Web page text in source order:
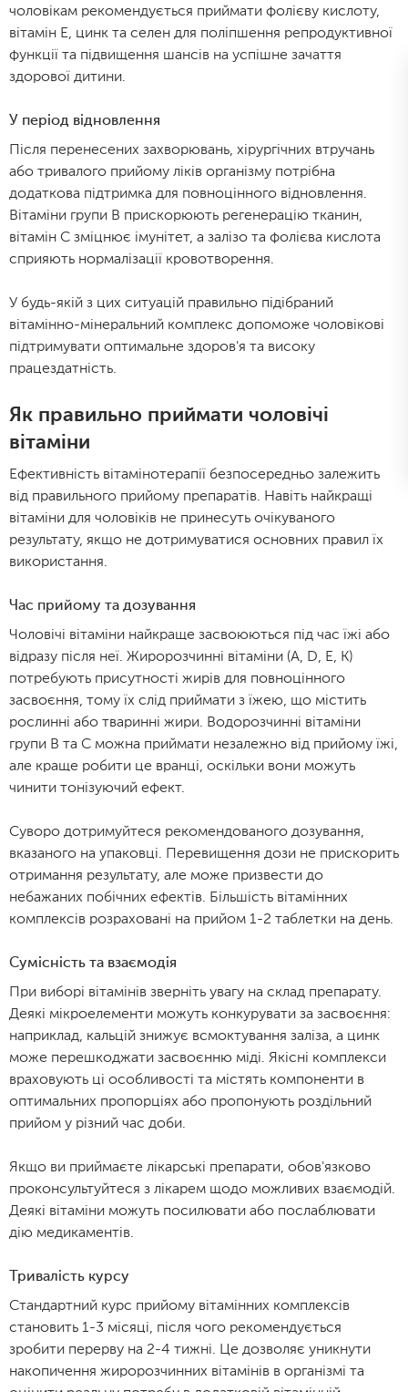
чоловікам рекомендується приймати фолієву кислоту,
вітамін Е, цинк та селен для поліпшення репродуктивної
функції та підвищення шансів на успішне зачаття
здорової дитини.
У період відновлення
Після перенесених захворювань, хірургічних втручань
або тривалого прийому ліків організму потрібна
додаткова підтримка для повноцінного відновлення.
Вітаміни групи В прискорюють регенерацію тканин,
вітамін С зміцнює імунітет, а залізо та фолієва кислота
сприяють нормалізації кровотворення.
У будь-якій з цих ситуацій правильно підібраний
вітамінно-мінеральний комплекс допоможе чоловікові
підтримувати оптимальне здоров'я та високу
працездатність.
Як правильно приймати чоловічі
вітаміни
Ефективність вітамінотерапії безпосередньо залежить
від правильного прийому препаратів. Навіть найкращі
вітаміни для чоловіків не принесуть очікуваного
результату, якщо не дотримуватися основних правил їх
використання.
Час прийому та дозування
Чоловічі вітаміни найкраще засвоюються під час їжі або
відразу після неї. Жиророзчинні вітаміни (А, D, Е, К)
потребують присутності жирів для повноцінного
засвоєння, тому їх слід приймати з їжею, що містить
рослинні або тваринні жири. Водорозчинні вітаміни
групи В та С можна приймати незалежно від прийому їжі,
але краще робити це вранці, оскільки вони можуть
чинити тонізуючий ефект.
Суворо дотримуйтеся рекомендованого дозування,
вказаного на упаковці. Перевищення дози не прискорить
отримання результату, але може призвести до
небажаних побічних ефектів. Більшість вітамінних
комплексів розраховані на прийом 1-2 таблетки на день.
Сумісність та взаємодія
При виборі вітамінів зверніть увагу на склад препарату.
Деякі мікроелементи можуть конкурувати за засвоєння:
наприклад, кальцій знижує всмоктування заліза, а цинк
може перешкоджати засвоєнню міді. Якісні комплекси
враховують ці особливості та містять компоненти в
оптимальних пропорціях або пропонують роздільний
прийом у різний час доби.
Якщо ви приймаєте лікарські препарати, обов'язково
проконсультуйтеся з лікарем щодо можливих взаємодій.
Деякі вітаміни можуть посилювати або послаблювати
дію медикаментів.
Тривалість курсу
Стандартний курс прийому вітамінних комплексів
становить 1-3 місяці, після чого рекомендується
зробити перерву на 2-4 тижні. Це дозволяє уникнути
накопичення жиророзчинних вітамінів в організмі та